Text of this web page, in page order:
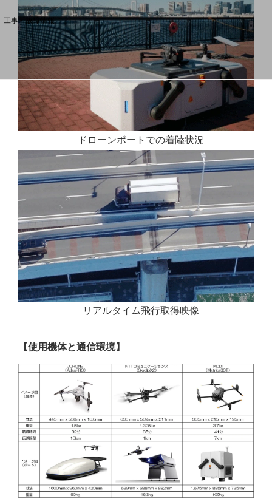
OCNなど
工事・故障情報
お客さまサポートサイト
SDPFナレッジセンター
NTTドコモ 通信障害情報
ドローンポートでの着陸状況
リアルタイム飛行取得映像
【使用機体と通信環境】